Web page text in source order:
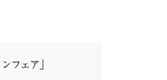
フェア」